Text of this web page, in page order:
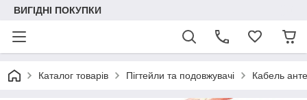
ВИГІДНІ ПОКУПКИ
Каталог товарів Пігтейли та подовжувачі Кабель